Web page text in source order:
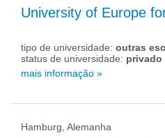
University of Europe
tipo de universidade: outras
status de universidade: privado
mais informação »
Hamburg, Alemanha